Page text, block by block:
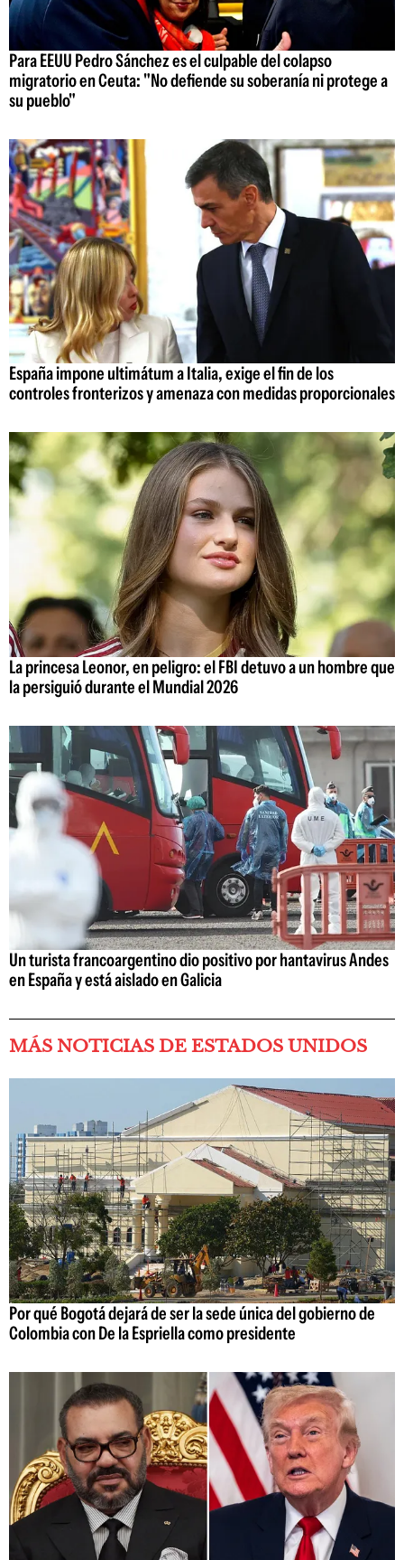
Para EEUU Pedro Sánchez es el culpable del colapso
migratorio en Ceuta: "No defiende su soberanía ni protege a
su pueblo"
España impone ultimátum a Italia, exige el fin de los
controles fronterizos y amenaza con medidas proporcionales
La princesa Leonor, en peligro: el FBI detuvo a un hombre que
la persiguió durante el Mundial 2026
Un turista francoargentino dio positivo por hantavirus Andes
en España y está aislado en Galicia
MÁS NOTICIAS DE ESTADOS UNIDOS
Por qué Bogotá dejará de ser la sede única del gobierno de
Colombia con De la Espriella como presidente